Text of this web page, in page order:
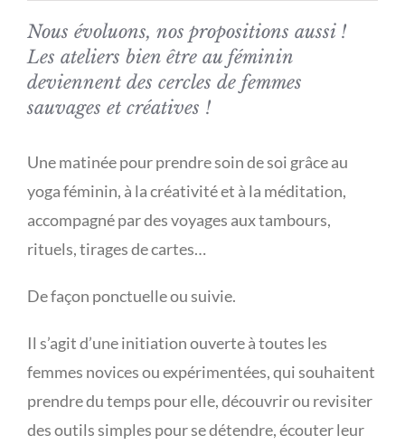
Nous évoluons, nos propositions aussi !
Les ateliers bien être au féminin
deviennent des cercles de femmes
sauvages et créatives !
Une matinée pour prendre soin de soi grâce au
yoga féminin, à la créativité et à la méditation,
accompagné par des voyages aux tambours,
rituels, tirages de cartes…
De façon ponctuelle ou suivie.
Il s’agit d’une initiation ouverte à toutes les
femmes novices ou expérimentées, qui souhaitent
prendre du temps pour elle, découvrir ou revisiter
des outils simples pour se détendre, écouter leur